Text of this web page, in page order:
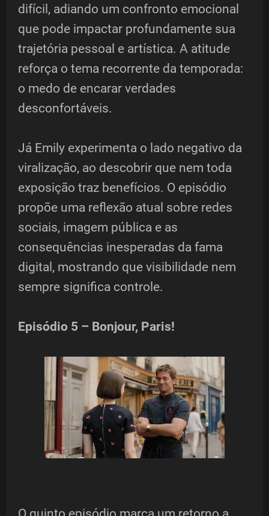
difícil, adiando um confronto emocional
que pode impactar profundamente sua
trajetória pessoal e artística. A atitude
reforça o tema recorrente da temporada:
o medo de encarar verdades
desconfortáveis.
Já Emily experimenta o lado negativo da
viralização, ao descobrir que nem toda
exposição traz benefícios. O episódio
propõe uma reflexão atual sobre redes
sociais, imagem pública e as
consequências inesperadas da fama
digital, mostrando que visibilidade nem
sempre significa controle.
Episódio 5 – Bonjour, Paris!